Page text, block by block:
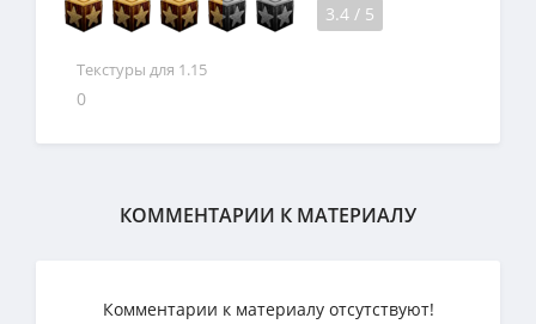
3.4 / 5
Текстуры для 1.15
0
КОММЕНТАРИИ К МАТЕРИАЛУ
Комментарии к материалу отсутствуют!